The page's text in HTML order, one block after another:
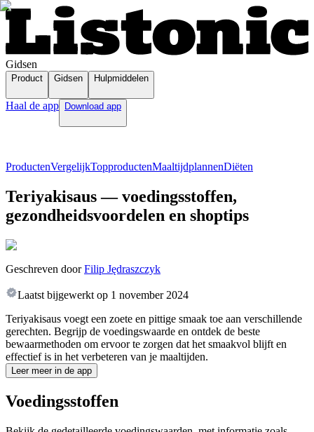
Gidsen
Product Gidsen Hulpmiddelen
Haal de app Download app
ProductenVergelijkTopproductenMaaltijdplannenDiëten
Teriyakisaus — voedingsstoffen,
gezondheidsvoordelen en shoptips
Geschreven door Filip Jędraszczyk
Laatst bijgewerkt op 1 november 2024
Teriyakisaus voegt een zoete en pittige smaak toe aan verschillende
gerechten. Begrijp de voedingswaarde en ontdek de beste
bewaarmethoden om ervoor te zorgen dat het smaakvol blijft en
effectief is in het verbeteren van je maaltijden.
Leer meer in de app
Voedingsstoffen